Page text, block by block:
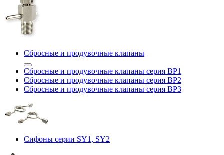
Сбросные и продувочные клапаны
Сбросные и продувочные клапаны серия BP1
Сбросные и продувочные клапаны серия BP2
Сбросные и продувочные клапаны серия BP3
Сифоны серии SY1, SY2